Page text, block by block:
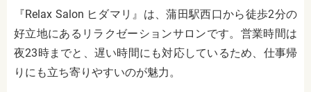
『Relax Salon ヒダマリ』は、蒲田駅西口から徒歩2分の
好立地にあるリラクゼーションサロンです。営業時間は
夜23時までと、遅い時間にも対応しているため、仕事帰
りにも立ち寄りやすいのが魅力。